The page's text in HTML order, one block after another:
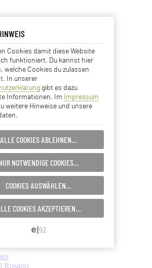
Cookies damit diese Website
funktioniert. Du kannst hier
welche Cookies du zulassen
In unserer
gibt es dazu
Informationen. Im Impressum
weitere Hinweise und unsere
ALLE COOKIES ABLEHNEN…
NOTWENDIGE COOKIES…
COOKIES AUSWÄHLEN…
COOKIES AKZEPTIEREN…
Essentielle Cookies
Advertising Cookies
SPEICHERN…
ABBRECHEN…
Fuste
Rosario